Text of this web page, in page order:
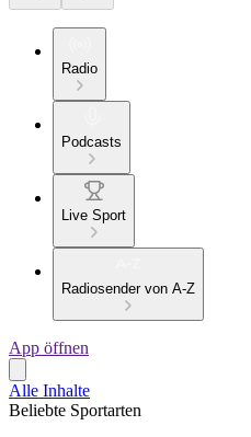
Radio
Podcasts
Live Sport
Radiosender von A-Z
App öffnen
Alle Inhalte
Beliebte Sportarten